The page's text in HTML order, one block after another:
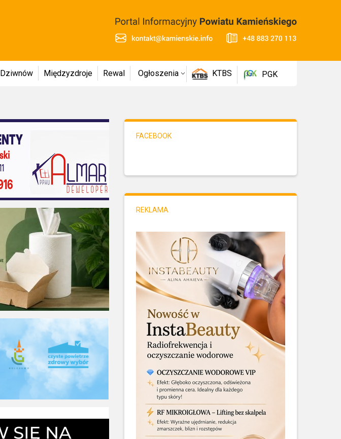
Dziwnów Międzyzdroje Rewal Ogłoszenia KTBS PGK
FACEBOOK
REKLAMA